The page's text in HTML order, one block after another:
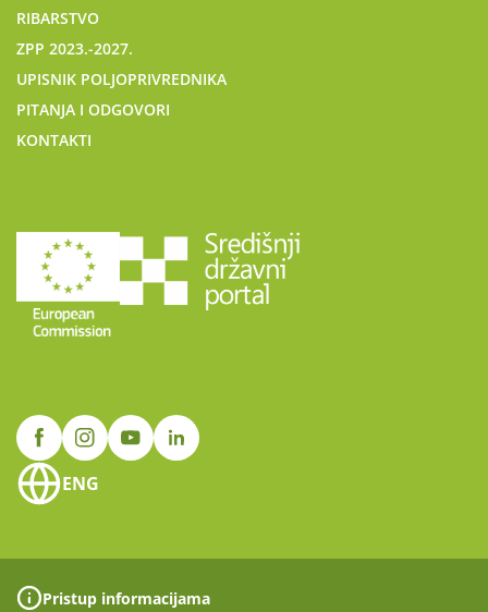
RIBARSTVO
ZPP 2023.-2027.
UPISNIK POLJOPRIVREDNIKA
PITANJA I ODGOVORI
KONTAKTI
ENG
Pristup informacijama